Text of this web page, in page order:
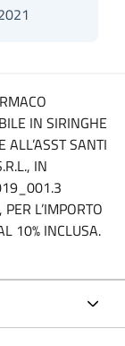
IN SIRINGHE
ALL’ASST SANTI
IN
L’IMPORTO
10% INCLUSA.